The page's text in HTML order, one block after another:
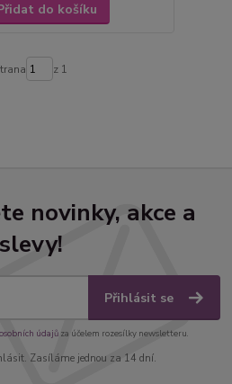
do košíku
z 1
novinky, akce a
slevy!
Přihlásit se
údajůza účelem rozesílky newsletteru.
Zasíláme jednou za 14 dní.